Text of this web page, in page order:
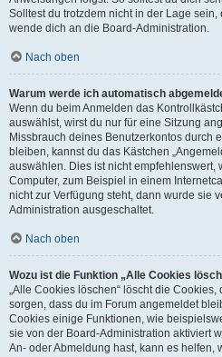
Solltest du trotzdem nicht in der Lage
wende dich an die Board-Administration.
Nach oben
Warum werde ich automatisch
Wenn du beim Anmelden das
auswählst, wirst du nur für eine Sitzung
Missbrauch deines Benutzerkontos durch
bleiben, kannst du das Kästchen
auswählen. Dies ist nicht empfehlenswert,
Computer, zum Beispiel in einem
nicht zur Verfügung steht, dann wurde sie
Administration ausgeschaltet.
Nach oben
Wozu ist die Funktion „Alle Cookies
„Alle Cookies löschen“ löscht die
sorgen, dass du im Forum angemeldet
Cookies einige Funktionen, wie
sie von der Board-Administration aktiviert
An- oder Abmeldung hast, kann es helfen,